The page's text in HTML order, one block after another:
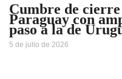
Cumbre de
Paraguay con
paso a la de
5 de julio de 2026